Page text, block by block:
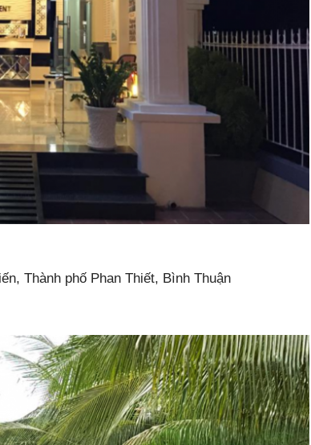
Thành phố Phan Thiết, Bình Thuận